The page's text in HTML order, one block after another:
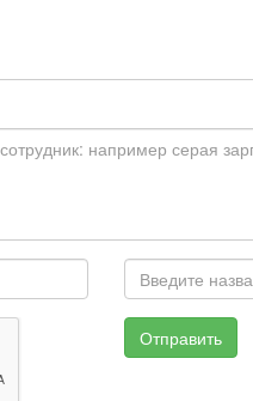
Отправить